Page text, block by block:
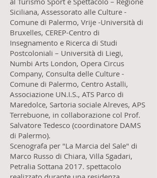
Siciliana, Assessorato alle Culture -
Comune di Palermo, Vrije -Università di
Bruxelles, CEREP-Centro di
Insegnamento e Ricerca di Studi
Postcoloniali – Università di Liegi,
Numbi Arts London, Opera Circus
Company, Consulta delle Culture -
Comune di Palermo, Centro Astalli,
Associazione UN.I.S., ATS Parco di
Maredolce, Sartoria sociale Alreves, APS
Terrebuone, in collaborazione col Prof.
Salvatore Tedesco (coordinatore DAMS
di Palermo).
Scenografa per "La Marcia del Sale" di
Marco Russo di Chiara, Villa Sgadari,
Petralia Sottana 2017. spettacolo